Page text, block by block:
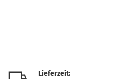
Lieferzeit: